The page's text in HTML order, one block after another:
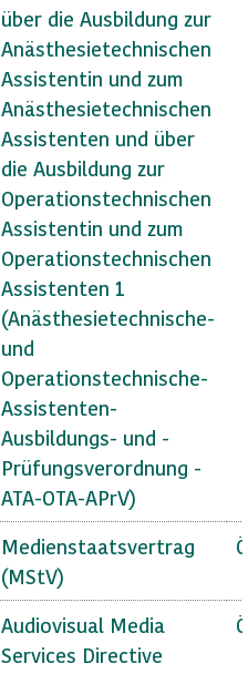
über die Ausbildung zur
Anästhesietechnischen
Assistentin und zum
Anästhesietechnischen
Assistenten und über
die Ausbildung zur
Operationstechnischen
Assistentin und zum
Operationstechnischen
Assistenten 1
(Anästhesietechnische-
und
Operationstechnische-
Assistenten-
Ausbildungs- und -
Prüfungsverordnung -
ATA-OTA-APrV)
Medienstaatsvertrag
(MStV)
Audiovisual Media
Services Directive